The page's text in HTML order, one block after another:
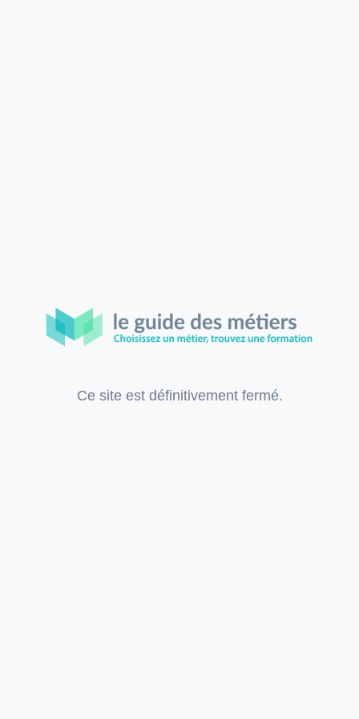
Ce site est définitivement fermé.